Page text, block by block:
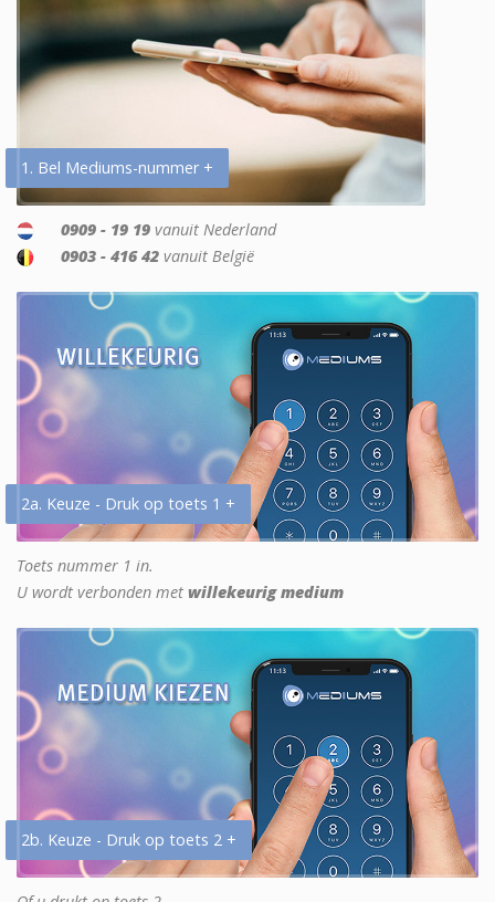
1. Bel Mediums-nummer +
0909 - 19 19 vanuit Nederland
0903 - 416 42 vanuit België
2a. Keuze - Druk op toets 1 +
Toets nummer 1 in.
U wordt verbonden met willekeurig medium
2b. Keuze - Druk op toets 2 +